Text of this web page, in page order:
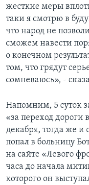
жесткие меры
таки я смотрю в
что народ не
сможем навести
о конечном
том, что грядут
сомневаюсь», -
Напомним, 5 суток
«за переход
декабря, тогда же и
попал в больницу
на сайте «Левого
часа до начала
которого он